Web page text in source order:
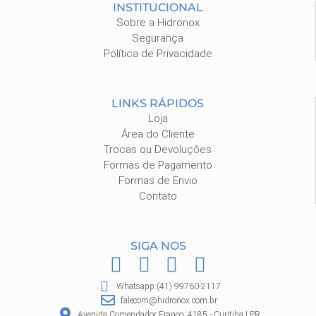
INSTITUCIONAL
Sobre a Hidronox
Segurança
Política de Privacidade
LINKS RÁPIDOS
Loja
Área do Cliente
Trocas ou Devoluções
Formas de Pagamento
Formas de Envio
Contato
SIGA NOS
F
a
c
I
n
s
P
i
n
W
h
a
Whatsapp:(41) 99760-2117
falecom@hidronox.com.br